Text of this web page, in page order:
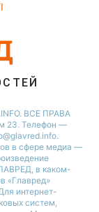
ВСЕ ПРАВА
23. Телефон —
в сфере медиа —
в каком-
«Главред»
интернет-
систем,